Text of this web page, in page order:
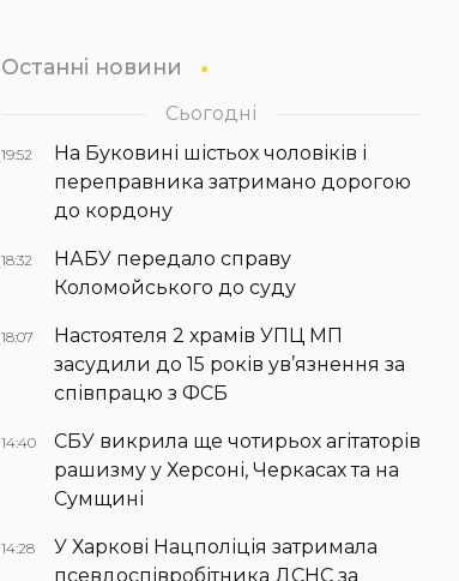
Останні новини
Сьогодні
19:52
На Буковині шістьох чоловіків і
переправника затримано дорогою
до кордону
18:32
НАБУ передало справу
Коломойського до суду
18:07
Настоятеля 2 храмів УПЦ МП
засудили до 15 років ув’язнення за
співпрацю з ФСБ
14:40
СБУ викрила ще чотирьох агітаторів
рашизму у Херсоні, Черкасах та на
Сумщині
14:28
У Харкові Нацполіція затримала
псевдоспівробітника ДСНС за